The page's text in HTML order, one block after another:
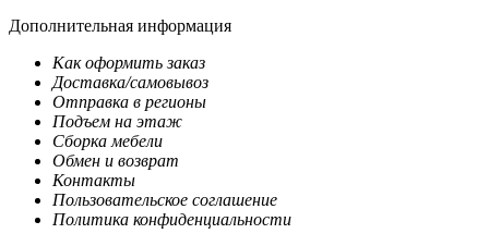
Дополнительная информация
Как оформить заказ
Доставка/самовывоз
Отправка в регионы
Подъем на этаж
Сборка мебели
Обмен и возврат
Контакты
Пользовательское соглашение
Политика конфиденциальности